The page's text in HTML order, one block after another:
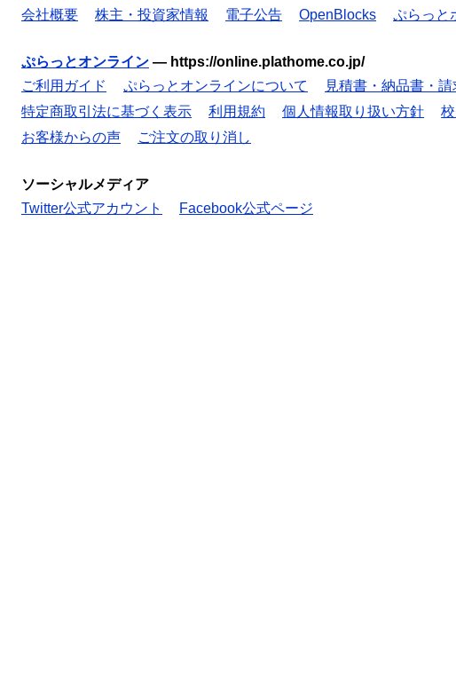
会社概要
株主・投資家情報 電子公告 OpenBlocks ぷらっと
ぷらっとオンライン — https://online.plathome.co.jp/
ご利用ガイド
ぷらっとオンラインについて 見積書・納品書・
特定商取引法に基づく表示
利用規約 個人情報取り扱い方針
お客様からの声
ご注文の取り消し
ソーシャルメディア
Twitter公式アカウント
Facebook公式ページ